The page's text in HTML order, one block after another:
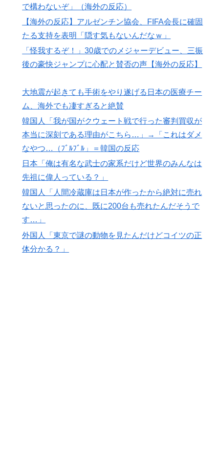
▶ 【夏の風物詩】「うるさい」で消える?“盆踊り”存続の
危機 会場数は20年で半減 騒音対策で“サイレント盆
海外「親が買った覚えのないプレゼントが山積みなのに
誰も騒がない」サンタ映画最大の設定の穴…？
外の反応】
由がこちら…」→「昔から日本は愛されてた…（ﾌﾞﾙﾌﾞ
ﾙ」＝韓国の反応
▶ 海外「素晴らしい！」日本が買収したUSスチール驚異
の大復活に米国人が大喜び
▶ 外国人「日本の未来は安泰だ」16歳MF三井寺眞、衝撃
ゴール！久保建英超え歴代2位の記録！3得点に絡む活躍
で海外絶賛！【海外の反応】
▶ 海外「消火栓もフェイクだから消防士が右往左往する中
国www」
▶ 韓国人「韓国サッカー協会関係者が『不適切接待は慣行
で構わないぞ」（海外の反応）
【海外の反応】アルゼンチン協会、FIFA会長に確固
たる支持を表明「隠す気もないんだなｗ」
「怪我するぞ！」30歳でのメジャーデビュー、三振
後の豪快ジャンプに心配と賛否の声【海外の反応】
大地震が起きても手術をやり遂げる日本の医療チー
ム、海外でも凄すぎると絶賛
韓国人「我が国がクウェート戦で行った審判買収が
本当に深刻である理由がこちら…」→「これはダメ
なやつ…（ﾌﾞﾙﾌﾞﾙ」＝韓国の反応
日本「俺は有名な武士の家系だけど世界のみんなは
先祖に偉人っている？」
韓国人「人間冷蔵庫は日本が作ったから絶対に売れ
ないと思ったのに、既に200台も売れたんだそうで
す…」
外国人「東京で謎の動物を見たんだけどコイツの正
体分かる？」